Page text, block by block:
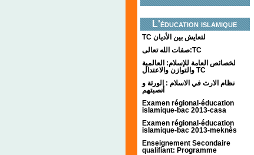
L'éducation islamique
TC لتعايش بين الأديان
صفات الله تعالى:TC
لخصائص العامة للإسلام: العالمية
والتوازن والاعتدال TC
نظام الارث في الاسلام : الورثة و
أنصبتهم
Examen régional-éducation
islamique-bac 2013-casa
Examen régional-éducation
islamique-bac 2013-meknès
Enseignement Secondaire
qualifiant: Programme